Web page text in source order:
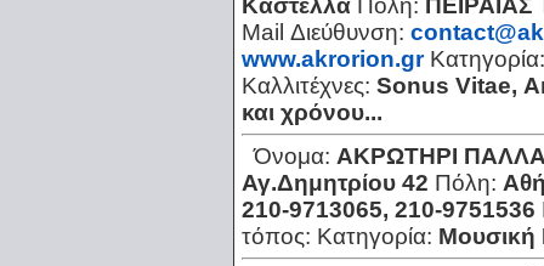
Καστέλλα Πόλη: ΠΕΙΡΑΙΑΣ
Mail Διεύθυνση:
www.akrorion.gr
Καλλιτέχνες: Sonus Vitae,
και χρόνου...
Όνομα: ΑΚΡΩΤΗΡΙ
Αγ.Δημητρίου 42 Πόλη:
210-9713065, 210-9751536
τόπος: Κατηγορία: Μουσική